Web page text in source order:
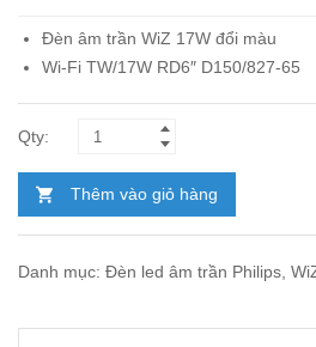
Đèn âm trần WiZ 17W đổi màu
Wi-Fi TW/17W RD6″ D150/827-65
Thêm vào giỏ hàng
Danh mục: Đèn led âm trần Philips,